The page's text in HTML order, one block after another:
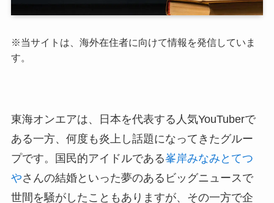
※当サイトは、海外在住者に向けて情報を発信していま
す。
東海オンエアは、日本を代表する人気YouTuberで
ある一方、何度も炎上し話題になってきたグルー
プです。国民的アイドルである峯岸みなみとてつ
やさんの結婚といった夢のあるビッグニュースで
世間を騒がしたこともありますが、その一方で企